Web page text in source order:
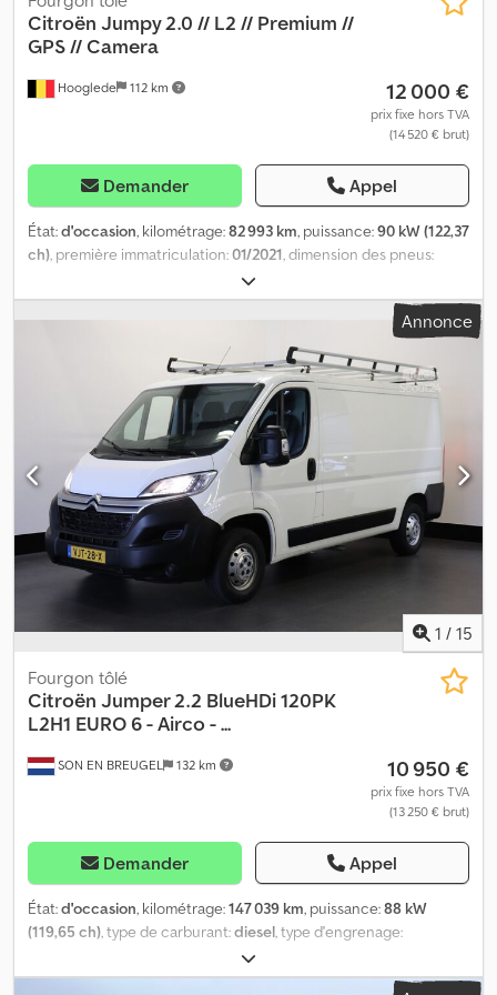
Hooglede 112 km
Citroën Jumpy 2.0 // L2 // Premium //
GPS // Camera
12 000 €
prix fixe hors TVA
(14 520 € brut)
Demander Appel
État:d'occasion, kilométrage:82 993 km, puissance:90 kW (122,37
ch) , première immatriculation:01/2021 , dimension des pneus:
, configuration d'essieux:
d'engrenage:mécanique, classe d'émission:Euro 6, suspension:
acier, Année de construction:
ABS, régulateur
de vitesse, régulation électrique des vitres, rétroviseur
électrique, verrouillage centralisé, = Options et accessoires
supplémentaires = Cedpfszrb Evsx Ab Ujha - Limiteur de vitesse -
Caméra de recul - Contrôle de stabilité - Courant alternatif =
Remarques = URL Car-Pass : Car-Pass ID : 03737276-d08f-44a3-
93a2-3a5334108add = Informations complémentaires =
Dimensions des pneus : 215/60R17C Freins : Freins à disque
Suspension : Suspension à ressorts à lames Essieu avant :
Directionnel ; profondeur des sculptures des pneus à gauche : 3
mm ; profondeur des sculptures des pneus à droite : 3 mm Essieu
arrière : profondeur des sculptures des pneus à gauche : 8 mm ;
profondeur des sculptures des pneus à droite : 7 mm Dégâts :
Annonce
1 / 15
SON EN BREUGEL 132 km
Fourgon tôlé
Citroën Jumper 2.2 BlueHDi 120PK
L2H1 EURO 6 - Airco - ...
10 950 €
prix fixe hors TVA
(13 250 € brut)
Demander Appel
État:d'occasion, kilométrage:147 039 km, puissance:88 kW
(119,65 ch), type de carburant:diesel, type d'engrenage:
, configuration d'essieux:
mm, première immatriculation:03/2021, capacité du réservoir de